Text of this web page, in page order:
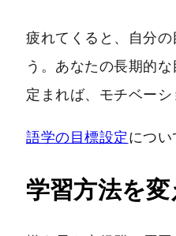
疲れてくると、自分
う。あなたの長期的
定まれば、モチベー
語学の目標設定につ
学習方法を